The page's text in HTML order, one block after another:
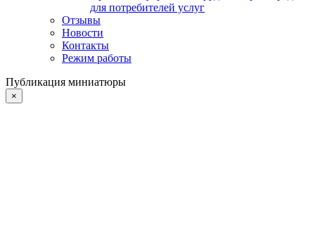
для потребителей услуг
Отзывы
Новости
Контакты
Режим работы
Публикация миниатюры
×